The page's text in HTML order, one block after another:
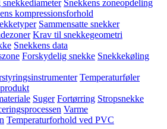
Snekkens zoneopdeling
kompressionsforhold
Sammensatte snekker
Krav til snekkegeometri
Snekkens data
Forskydelig snekke Snekkekøling
Temperaturføler
Suger Fortørring Stropsnekke
Varme
Temperaturforhold ved PVC